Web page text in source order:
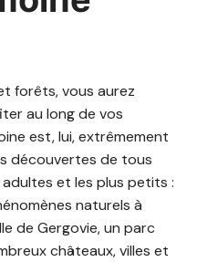
forêts, vous aurez
au long de vos
est, lui, extrêmement
découvertes de tous
et les plus petits :
naturels à
de Gergovie, un parc
châteaux, villes et